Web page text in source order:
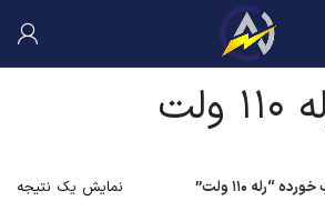
ولت
۱۱۰ ولت” نمایش یک نتیجه